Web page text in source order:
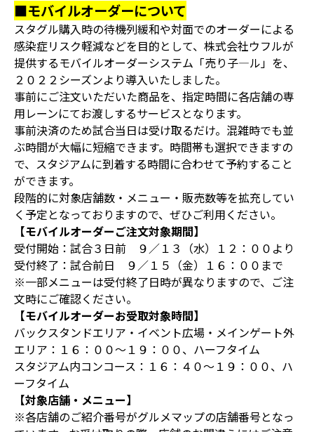
■モバイルオーダーについて
スタグル購入時の待機列緩和や対面でのオーダーによる
感染症リスク軽減などを目的として、株式会社ウフルが
提供するモバイルオーダーシステム「売り子―ル」を、
２０２２シーズンより導入いたしました。
事前にご注文いただいた商品を、指定時間に各店舗の専
用レーンにてお渡しするサービスとなります。
事前決済のため試合当日は受け取るだけ。混雑時でも並
ぶ時間が大幅に短縮できます。時間帯も選択できますの
で、スタジアムに到着する時間に合わせて予約すること
ができます。
段階的に対象店舗数・メニュー・販売数等を拡充してい
く予定となっておりますので、ぜひご利用ください。
【モバイルオーダーご注文対象期間】
受付開始：試合３日前 ９／１３（水）１２：００より
受付終了：試合前日 ９／１５（金）１６：００まで
※一部メニューは受付終了日時が異なりますので、ご注
文時にご確認ください。
【モバイルオーダーお受取対象時間】
バックスタンドエリア・イベント広場・メインゲート外
エリア：１６：００～１９：００、ハーフタイム
スタジアム内コンコース：１６：４０～１９：００、ハ
ーフタイム
【対象店舗・メニュー】
※各店舗のご紹介番号がグルメマップの店舗番号となっ